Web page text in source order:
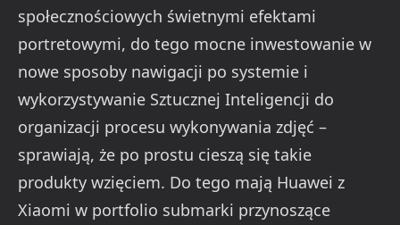
społecznościowych świetnymi efektami
portretowymi, do tego mocne inwestowanie w
nowe sposoby nawigacji po systemie i
wykorzystywanie Sztucznej Inteligencji do
organizacji procesu wykonywania zdjęć –
sprawiają, że po prostu cieszą się takie
produkty wzięciem. Do tego mają Huawei z
Xiaomi w portfolio submarki przynoszące